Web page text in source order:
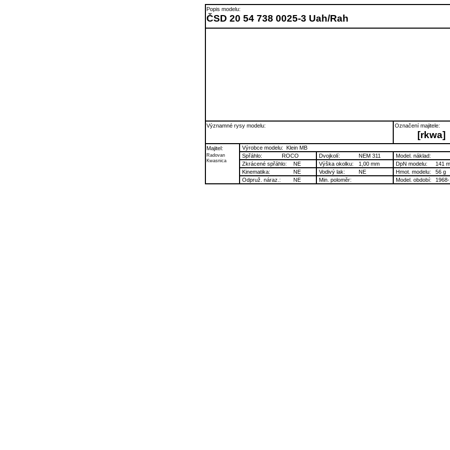
Popis modelu:
ČSD 20 54 738 0025-3 Uah/Rah
Významné rysy modelu: Označení majitele:
[rkwa]
Majitel:
Radovan
Kwasnica
Výrobce modelu: Klein MB
Spřáhlo:
ROCO Dvojkolí: NEM 311
Model. náklad:
Zkrácené spřáhlo:
NE Výška okolku: 1,00 mm DpN modelu:
141
Kinematika:
NE Vodivý lak: NE Hmot. modelu:
56 g
Odpruž. náraz.:
NE Min. poloměr: Model. období: